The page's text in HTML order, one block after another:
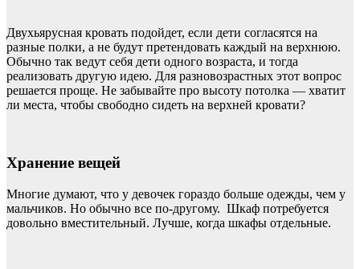
Двухьярусная кровать подойдет, если дети согласятся на
разные полки, а не будут претендовать каждый на верхнюю.
Обычно так ведут себя дети одного возраста, и тогда
реализовать другую идею. Для разновозрастных этот вопрос
решается проще. Не забывайте про высоту потолка — хватит
ли места, чтобы свободно сидеть на верхней кровати?
Хранение вещей
Многие думают, что у девочек гораздо больше одежды, чем у
мальчиков. Но обычно все по-другому. Шкаф потребуется
довольно вместительный. Лучше, когда шкафы отдельные.